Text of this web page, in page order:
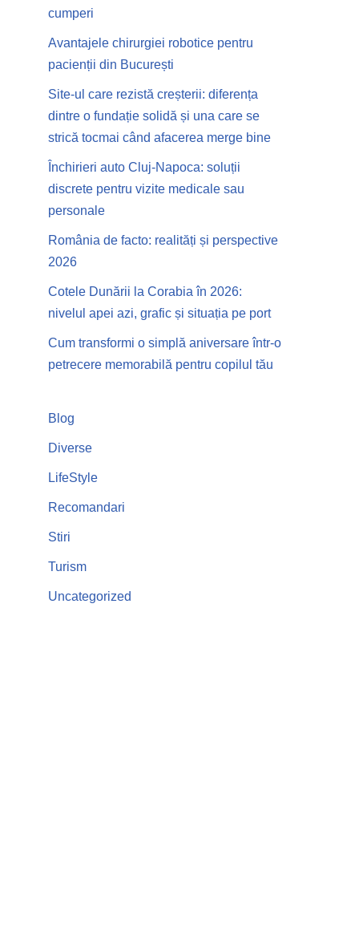
cumperi
Avantajele chirurgiei robotice pentru
pacienții din București
Site-ul care rezistă creșterii: diferența
dintre o fundație solidă și una care se
strică tocmai când afacerea merge bine
Închirieri auto Cluj-Napoca: soluții
discrete pentru vizite medicale sau
personale
România de facto: realități și perspective
2026
Cotele Dunării la Corabia în 2026:
nivelul apei azi, grafic și situația pe port
Cum transformi o simplă aniversare într-o
petrecere memorabilă pentru copilul tău
Blog
Diverse
LifeStyle
Recomandari
Stiri
Turism
Uncategorized